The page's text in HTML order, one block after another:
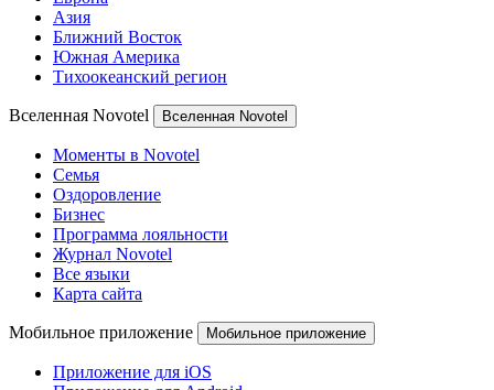
Азия
Ближний Восток
Южная Америка
Тихоокеанский регион
Вселенная Novotel Вселенная Novotel
Моменты в Novotel
Семья
Оздоровление
Бизнес
Программа лояльности
Журнал Novotel
Все языки
Карта сайта
Мобильное приложение Мобильное приложение
Приложение для iOS